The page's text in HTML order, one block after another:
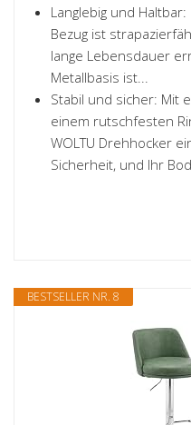
Langlebig und
Bezug ist
lange Lebensdauer
Metallbasis ist...
Stabil und sicher: Mit
einem rutschfesten
WOLTU Drehhocker
Sicherheit, und Ihr
BESTSELLER NR. 8